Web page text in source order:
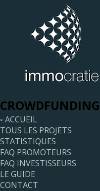
◦ ACCUEIL
TOUS LES PROJETS
STATISTIQUES
FAQ PROMOTEURS
FAQ INVESTISSEURS
LE GUIDE
CONTACT